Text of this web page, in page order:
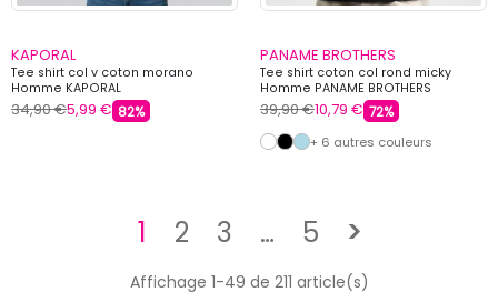
KAPORAL
Tee shirt col v coton morano
Homme KAPORAL
34,90 €5,99 € 82%
PANAME BROTHERS
Tee shirt coton col rond micky
Homme PANAME BROTHERS
39,90 €10,79 € 72%
+ 6 autres couleurs
1 2 3 … 5 >Suivant
Affichage 1-49 de 211 article(s)